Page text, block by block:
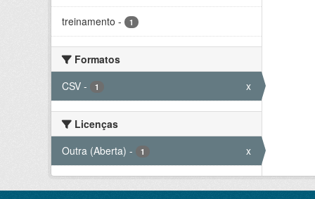
treinamento - 1
Formatos
CSV - 1 x
Licenças
Outra (Aberta) - 1 x